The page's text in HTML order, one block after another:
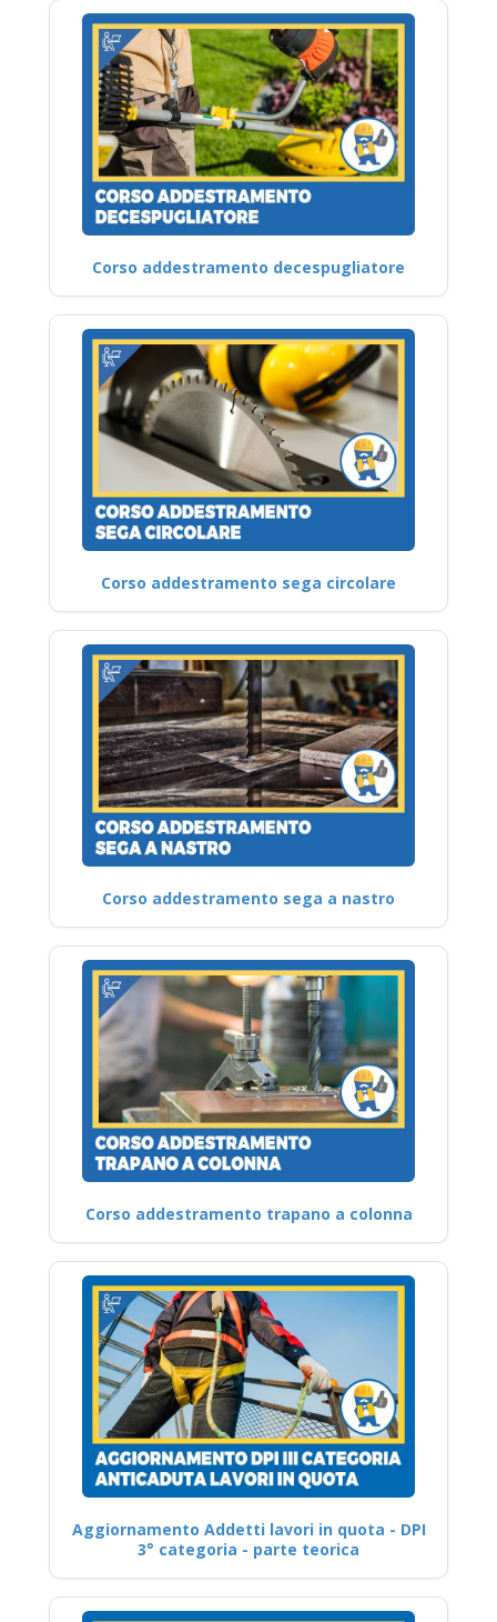
Corso addestramento decespugliatore
Corso addestramento sega circolare
Corso addestramento sega a nastro
Corso addestramento trapano a colonna
Aggiornamento Addetti lavori in quota - DPI
3° categoria - parte teorica